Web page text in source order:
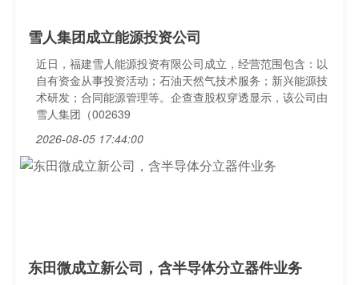
雪人集团成立能源投资公司
近日，福建雪人能源投资有限公司成立，经营范围包含：以
自有资金从事投资活动；石油天然气技术服务；新兴能源技
术研发；合同能源管理等。企查查股权穿透显示，该公司由
雪人集团（002639
2026-08-05 17:44:00
东田微成立新公司，含半导体分立器件业务